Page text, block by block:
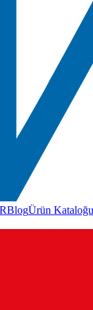
BlogÜrün Kataloğu